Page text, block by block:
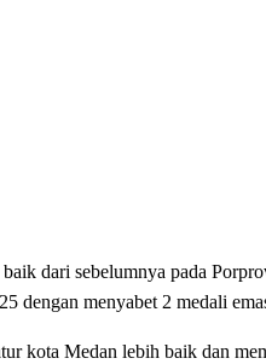
dari sebelumnya pada
dengan menyabet 2 medali
kota Medan lebih baik dan